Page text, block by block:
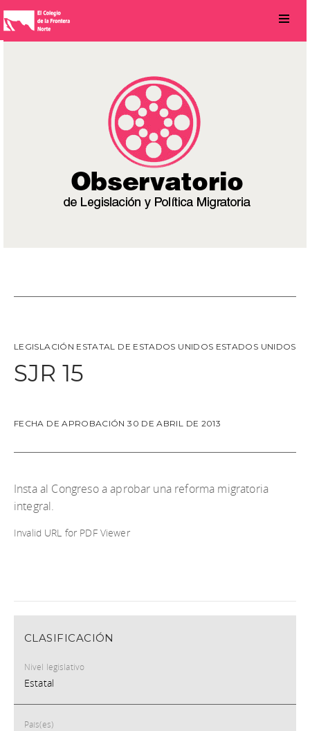
LEGISLACIÓN ESTATAL DE ESTADOS UNIDOS ESTADOS UNIDOS
SJR 15
FECHA DE APROBACIÓN 30 DE ABRIL DE 2013
Insta al Congreso a aprobar una reforma migratoria
integral.
Invalid URL for PDF Viewer
CLASIFICACIÓN
Nivel legislativo
Estatal
País(es)